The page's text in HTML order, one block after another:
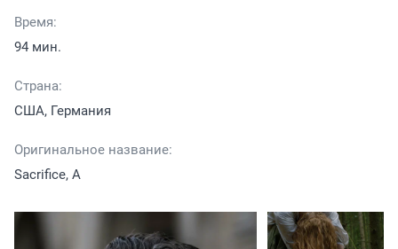
Время:
94 мин.
Страна:
США, Германия
Оригинальное название:
Sacrifice, A